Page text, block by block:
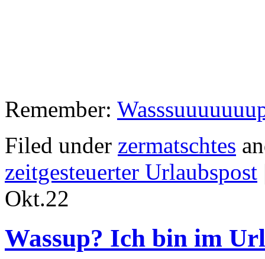
Remember:
Filed under zermatschtes
zeitgesteuerter Urlaubspost
Okt.22
Wassup? Ich bin im